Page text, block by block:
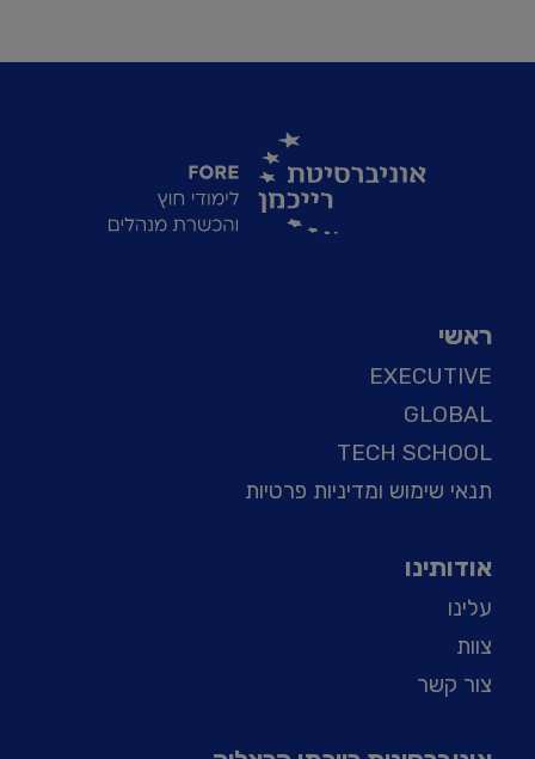
ראשי
EXECUTIVE
GLOBAL
TECH SCHOOL
תנאי שימוש ומדיניות פרטיות
אודותינו
עלינו
צוות
צור קשר